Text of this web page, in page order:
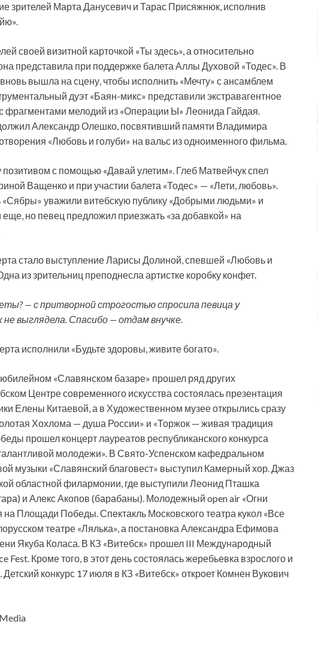
зрителей Марта Данусевич и Тарас Присяжнюк, исполнив
своей визитной карточкой «Ты здесь», а относительно
представила при поддержке балета Аллы Духовой «Тодес». В
вышла на сцену, чтобы исполнить «Мечту» с ансамблем
дуэт «Баян-микс» представили экстравагентное
фрагментами мелодий из «Операции Ы» Леонида Гайдая.
Александр Олешко, посвятивший памяти Владимира
«Любовь и голуби» на вальс из одноименного фильма.
с помощью «Давай улетим». Глеб Матвейчук спел
Ващенко и при участии балета «Тодес» — «Лети, любовь».
уважили витебскую публику «Добрыми людьми» и
но певец предложил приезжать «за добавкой» на
стало выступление Ларисы Долиной, спевшей «Любовь и
из зрительниц преподнесла артистке коробку конфет.
— с притворной строгостью спросила певица у
выглядела. Спасибо — отдам внучке.
исполнили «Будьте здоровы, живите богато».
«Славянском базаре» прошел ряд других
Центре современного искусства состоялась презентация
Елены Китаевой, а в Художественном музее открылись сразу
Хохлома — душа России» и «Торжок — живая традиция
прошел концерт лауреатов республиканского конкурса
молодежи». В Свято-Успенском кафедральном
музыки «Славянский благовест» выступил Камерный хор. Джаз
областной филармонии, где выступили Леонид Пташка
и Алекс Акопов (барабаны). Молодежный open air «Огни
на Площади Победы. Спектакль Московского театра кукол «Все
театре «Лялька», а постановка Александра Ефимова
Якуба Коласа. В КЗ «Витебск» прошел III Международный
Fest. Кроме того, в этот день состоялась жеребьевка взрослого и
конкурс 17 июля в КЗ «Витебск» откроет Комнен Вукович